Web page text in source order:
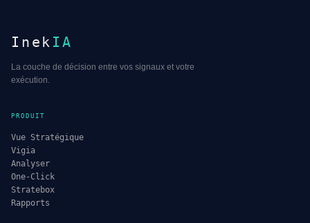
Inek IA
La couche de décision entre vos signaux et votre
exécution.
PRODUIT
Vue Stratégique
Vigia
Analyser
One-Click
Stratebox
Rapports